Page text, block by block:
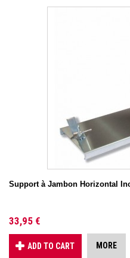
Support à Jambon Horizontal
33,95 €
ADD TO CART MORE